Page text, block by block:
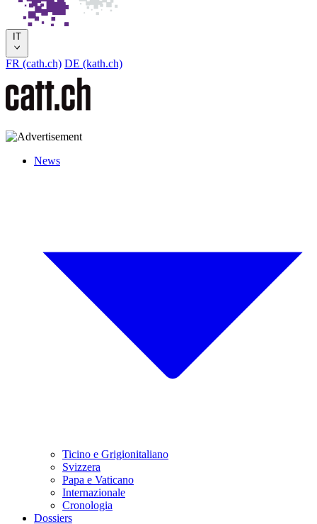
IT
FR (cath.ch) DE (kath.ch)
News
Ticino e Grigionitaliano
Svizzera
Papa e Vaticano
Internazionale
Cronologia
Dossiers